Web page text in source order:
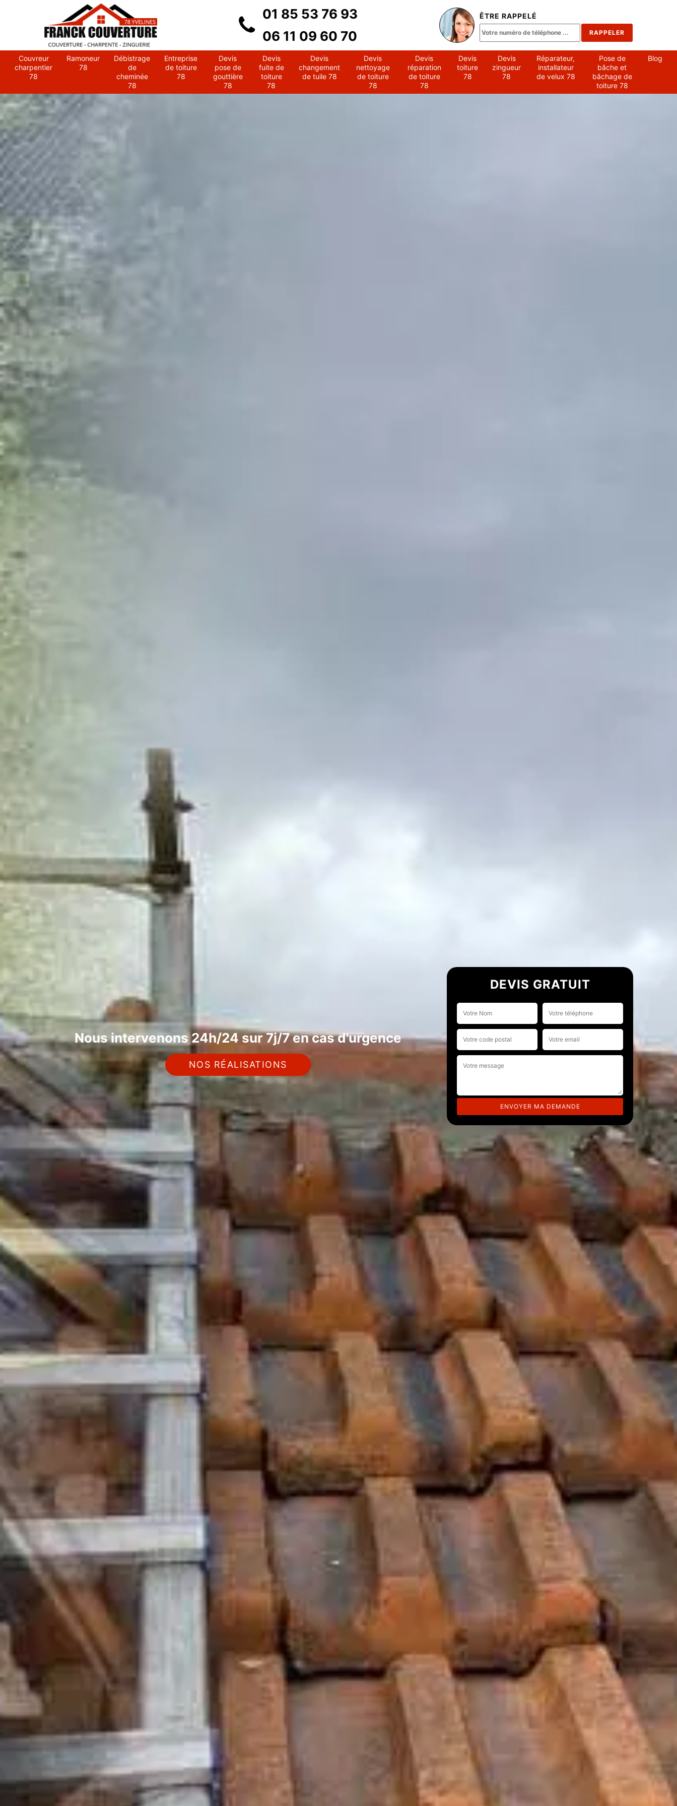
01 85 53 76 93
06 11 09 60 70
ÊTRE RAPPELÉ
Couvreur
charpentier
78
Ramoneur
78
Débistrage
de
cheminée
78
Entreprise
de toiture
78
Devis
pose de
gouttière
78
Devis
fuite de
toiture
78
Devis
changement
de tuile 78
Devis
nettoyage
de toiture
78
Devis
réparation
de toiture
78
Devis
toiture
78
Devis
zingueur
78
Réparateur,
installateur
de velux 78
Pose de
bâche et
bâchage de
toiture 78
Blog
Nous intervenons 24h/24 sur 7j/7 en cas d'urgence
NOS RÉALISATIONS
DEVIS GRATUIT